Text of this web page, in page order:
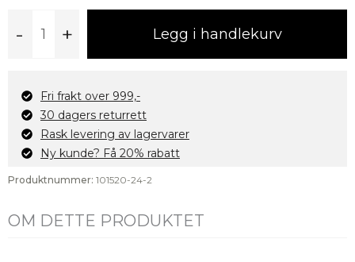
-
Up&Down
vegg,
sort
antall
+ Legg i handlekurv
Fri frakt over 999,-
30 dagers returrett
Rask levering av lagervarer
Ny kunde? Få 20% rabatt
Produktnummer: 101520-24-2
OM DETTE PRODUKTET